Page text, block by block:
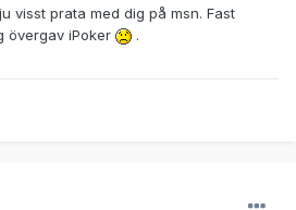
visst prata med dig på msn. Fast
övergav iPoker
.